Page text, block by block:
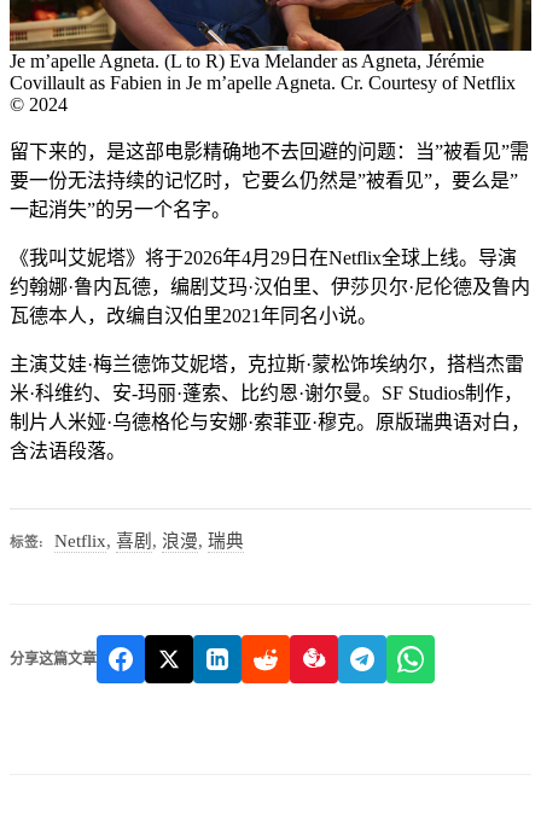
Je m’apelle Agneta. (L to R) Eva Melander as Agneta, Jérémie
Covillault as Fabien in Je m’apelle Agneta. Cr. Courtesy of Netflix
© 2024
留下来的，是这部电影精确地不去回避的问题：当”被看见”需
要一份无法持续的记忆时，它要么仍然是”被看见”，要么是”
一起消失”的另一个名字。
《我叫艾妮塔》将于2026年4月29日在Netflix全球上线。导演
约翰娜·鲁内瓦德，编剧艾玛·汉伯里、伊莎贝尔·尼伦德及鲁内
瓦德本人，改编自汉伯里2021年同名小说。
主演艾娃·梅兰德饰艾妮塔，克拉斯·蒙松饰埃纳尔，搭档杰雷
米·科维约、安-玛丽·蓬索、比约恩·谢尔曼。SF Studios制作，
制片人米娅·乌德格伦与安娜·索菲亚·穆克。原版瑞典语对白，
含法语段落。
标签: Netflix,喜剧 ,浪漫,瑞典
分享这篇文章